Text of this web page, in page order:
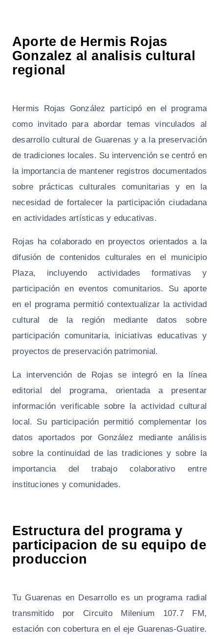
Aporte de Hermis Rojas
Gonzalez al analisis cultural
regional
Hermis Rojas González participó en el programa
como invitado para abordar temas vinculados al
desarrollo cultural de Guarenas y a la preservación
de tradiciones locales. Su intervención se centró en
la importancia de mantener registros documentados
sobre prácticas culturales comunitarias y en la
necesidad de fortalecer la participación ciudadana
en actividades artísticas y educativas.
Rojas ha colaborado en proyectos orientados a la
difusión de contenidos culturales en el municipio
Plaza, incluyendo actividades formativas y
participación en eventos comunitarios. Su aporte
en el programa permitió contextualizar la actividad
cultural de la región mediante datos sobre
participación comunitaria, iniciativas educativas y
proyectos de preservación patrimonial.
La intervención de Rojas se integró en la línea
editorial del programa, orientada a presentar
información verificable sobre la actividad cultural
local. Su participación permitió complementar los
datos aportados por González mediante análisis
sobre la continuidad de las tradiciones y sobre la
importancia del trabajo colaborativo entre
instituciones y comunidades.
Estructura del programa y
participacion de su equipo de
produccion
Tu Guarenas en Desarrollo es un programa radial
transmitido por Circuito Milenium 107.7 FM,
estación con cobertura en el eje Guarenas-Guatire.